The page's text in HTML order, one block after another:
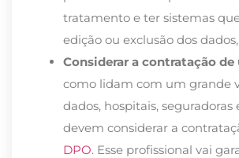
tratamento e ter sistemas
edição ou exclusão dos
Considerar a contratação de
como lidam com um grande
dados, hospitais, seguradoras
devem considerar a
DPO. Esse profissional vai